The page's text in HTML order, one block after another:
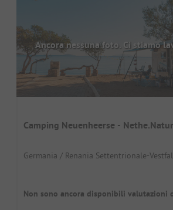
Ancora nessuna foto. Ci stiamo
Camping Neuenheerse -
Germania / Renania Settentrionale-
Non sono ancora disponibili valutazioni